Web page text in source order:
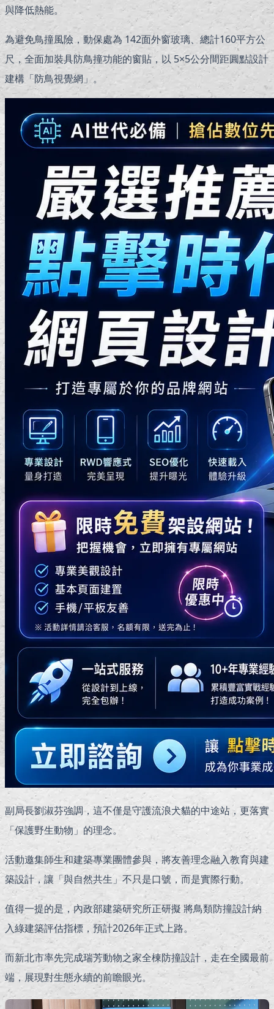
與降低熱能。
為避免鳥撞風險，動保處為 142面外窗玻璃、總計160平方公
尺，全面加裝具防鳥撞功能的窗貼，以 5×5公分間距圓點設計
建構「防鳥視覺網」。
副局長劉淑芬強調，這不僅是守護流浪犬貓的中途站，更落實
「保護野生動物」的理念。
活動邀集師生和建築專業團體參與，將友善理念融入教育與建
築設計，讓「與自然共生」不只是口號，而是實際行動。
值得一提的是，內政部建築研究所正研擬 將鳥類防撞設計納
入綠建築評估指標，預計2026年正式上路。
而新北市率先完成瑞芳動物之家全棟防撞設計，走在全國最前
端，展現對生態永續的前瞻眼光。